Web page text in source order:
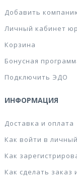
Добавить
Личный кабинет
Корзина
Бонусная
Подключить ЭДО
ИНФОРМАЦИЯ
Доставка и оплата
Как войти в
Как
Как сделать заказ